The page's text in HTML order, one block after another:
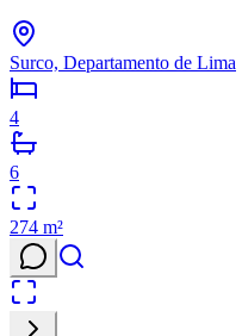
Surco, Departamento de Lima
4
6
274 m²